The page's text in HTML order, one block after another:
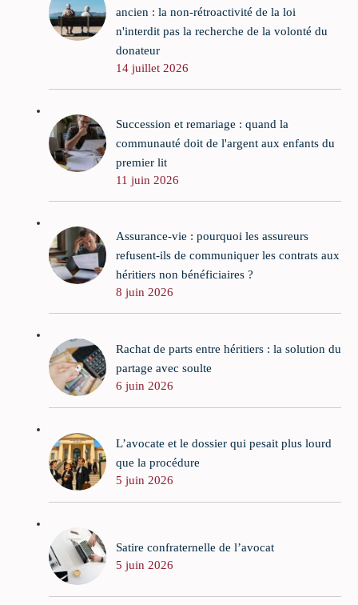
ancien : la non-rétroactivité de la loi
n'interdit pas la recherche de la volonté du
donateur
14 juillet 2026
Succession et remariage : quand la
communauté doit de l'argent aux enfants du
premier lit
11 juin 2026
Assurance-vie : pourquoi les assureurs
refusent-ils de communiquer les contrats aux
héritiers non bénéficiaires ?
8 juin 2026
Rachat de parts entre héritiers : la solution du
partage avec soulte
6 juin 2026
L’avocate et le dossier qui pesait plus lourd
que la procédure
5 juin 2026
Satire confraternelle de l’avocat
5 juin 2026